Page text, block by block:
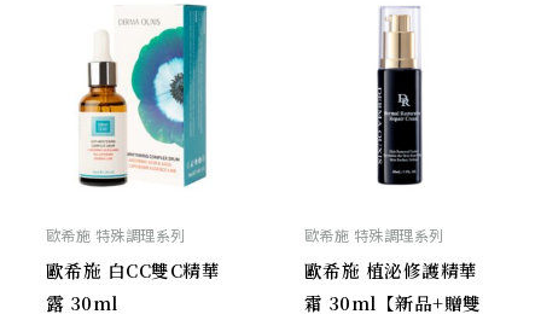
歐希施 特殊調理系列
歐希施 白CC雙C精華
露 30ml
始
價
格：
NT$ 2,480。
前
價
格：
NT$ 2,232。
歐希施 特殊調理系列
歐希施 植泌修護精華
霜 30ml【新品+贈雙
始
格：
前
格：
NT$ 1,692。